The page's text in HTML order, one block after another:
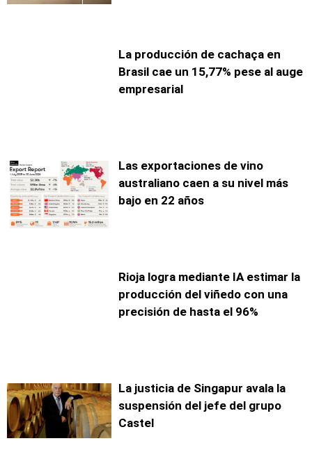
La producción de cachaça en
Brasil cae un 15,77% pese al auge
empresarial
Las exportaciones de vino
australiano caen a su nivel más
bajo en 22 años
Rioja logra mediante IA estimar la
producción del viñedo con una
precisión de hasta el 96%
La justicia de Singapur avala la
suspensión del jefe del grupo
Castel